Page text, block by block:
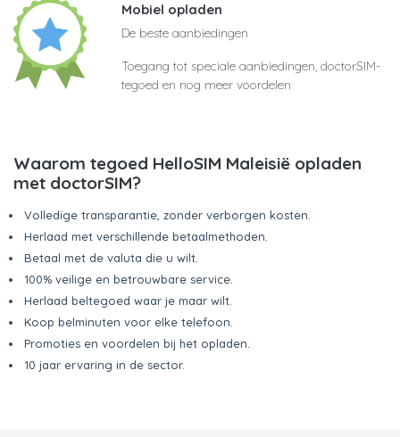
Mobiel opladen
De beste aanbiedingen
Toegang tot speciale aanbiedingen, doctorSIM-
tegoed en nog meer voordelen
Waarom tegoed HelloSIM Maleisië opladen
met doctorSIM?
Volledige transparantie, zonder verborgen kosten.
Herlaad met verschillende betaalmethoden.
Betaal met de valuta die u wilt.
100% veilige en betrouwbare service.
Herlaad beltegoed waar je maar wilt.
Koop belminuten voor elke telefoon.
Promoties en voordelen bij het opladen.
10 jaar ervaring in de sector.